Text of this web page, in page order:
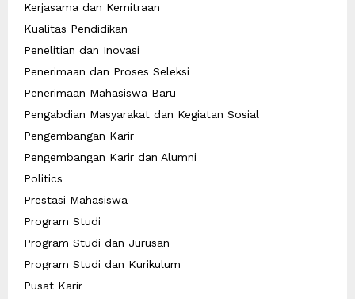
Kerjasama dan Kemitraan
Kualitas Pendidikan
Penelitian dan Inovasi
Penerimaan dan Proses Seleksi
Penerimaan Mahasiswa Baru
Pengabdian Masyarakat dan Kegiatan Sosial
Pengembangan Karir
Pengembangan Karir dan Alumni
Politics
Prestasi Mahasiswa
Program Studi
Program Studi dan Jurusan
Program Studi dan Kurikulum
Pusat Karir